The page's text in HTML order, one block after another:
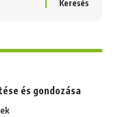
és gondozása